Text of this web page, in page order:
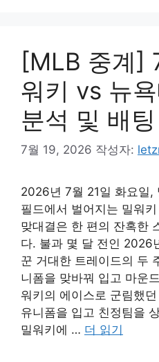
[MLB 중계]
워키 vs 뉴
분석 및 배팅
7월 19, 2026 작성자:
2026년 7월 21일 화요일,
필드에서 벌어지는 밀워
맞대결은 한 편의 잔혹한
다. 불과 몇 달 전인 2026
꾼 거대한 트레이드의 두
니폼을 맞바꿔 입고 마운
워키의 에이스로 군림했
유니폼을 입고 친정팀을
밀워키에 … 더 읽기